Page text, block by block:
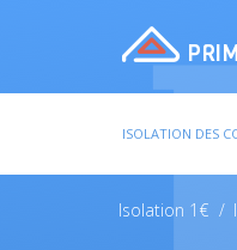
ISOLATION DES
Isolation 1€ /